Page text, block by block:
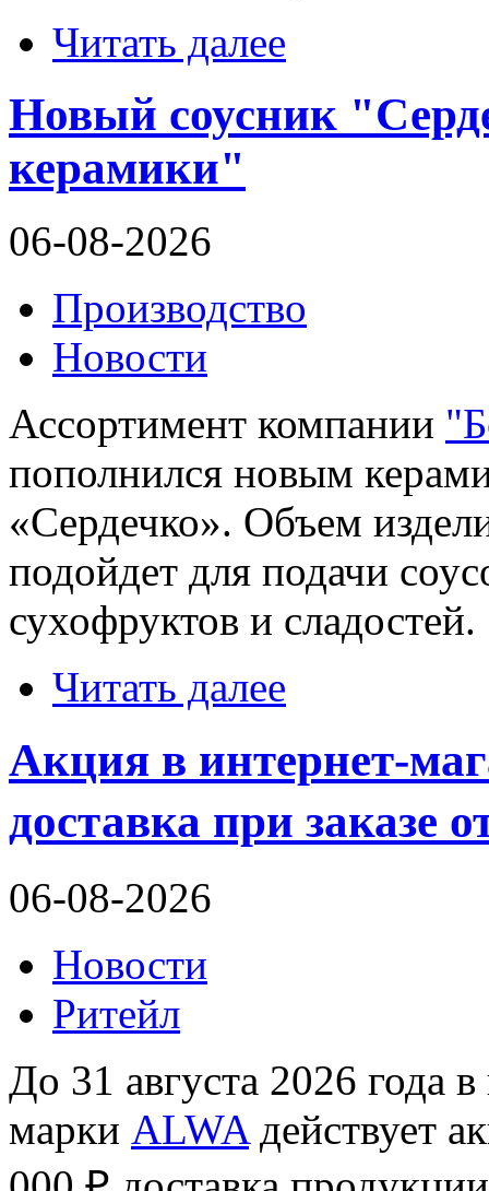
Читать далее
Новый соусник
керамики"
06-08-2026
Производство
Новости
Ассортимент компании
пополнился новым
«Сердечко». Объем
подойдет для подачи
сухофруктов и сладостей.
Читать далее
Акция в интернет-
доставка при заказе
06-08-2026
Новости
Ритейл
До 31 августа 2026 года
марки ALWAдействует